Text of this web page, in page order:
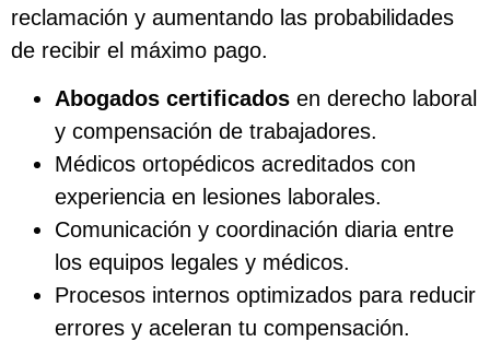
reclamación y aumentando las probabilidades
de recibir el máximo pago.
Abogados certificados en derecho laboral
y compensación de trabajadores.
Médicos ortopédicos acreditados con
experiencia en lesiones laborales.
Comunicación y coordinación diaria entre
los equipos legales y médicos.
Procesos internos optimizados para reducir
errores y aceleran tu compensación.